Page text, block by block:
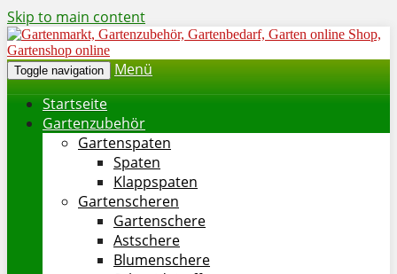
Skip to main content
Toggle navigation
Menü
Startseite
Gartenzubehör
Gartenspaten
Spaten
Klappspaten
Gartenscheren
Gartenschere
Astschere
Blumenschere